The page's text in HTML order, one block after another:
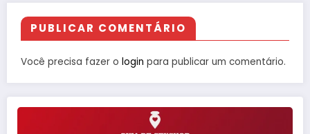
PUBLICAR COMENTÁRIO
Você precisa fazer o login para publicar um comentário.